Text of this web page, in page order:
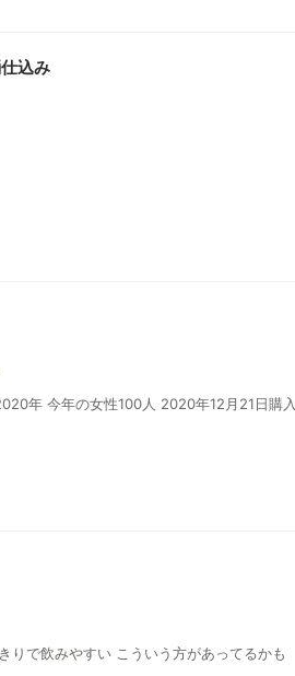
込み
さっぱりした飲み口 後味すっきり 英BBC 2020年 今年の女性100人 2020年12月21日購入
量販店にて購入 後味すっきりで飲みやすい こういう方があってるかも